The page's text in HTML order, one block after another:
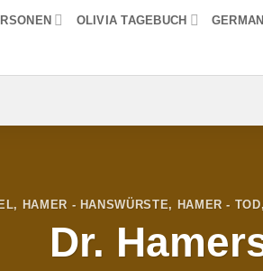
OLIVIA TAGEBUCH
, HAMER - HANSWÜRSTE, HAMER - TOD,
Dr.